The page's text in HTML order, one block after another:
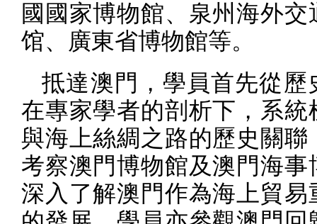
國國家博物館、泉州海外交
馆、廣東省博物館等。
抵達澳門，學員首先從歷
在專家學者的剖析下，系統
與海上絲綢之路的歷史關聯
考察澳門博物館及澳門海事
深入了解澳門作為海上貿易